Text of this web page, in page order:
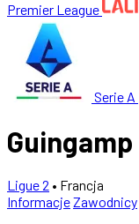
Premier League
Serie A
Guingamp
Ligue 2 • Francja
InformacjeZawodnicy